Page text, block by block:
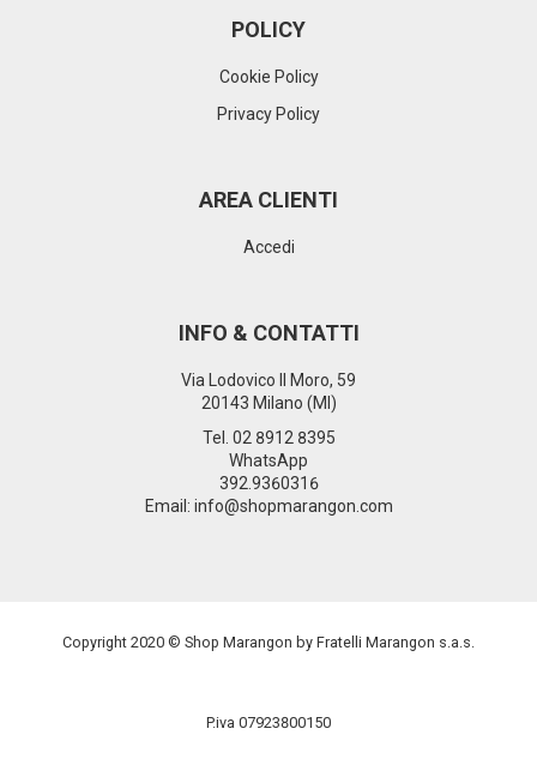
POLICY
Cookie Policy
Privacy Policy
AREA CLIENTI
Accedi
INFO & CONTATTI
Via Lodovico Il Moro, 59
20143 Milano (MI)
Tel. 02 8912 8395
WhatsApp
392.9360316
Email: info@shopmarangon.com
Copyright 2020 © Shop Marangon by Fratelli Marangon s.a.s.
P.iva 07923800150